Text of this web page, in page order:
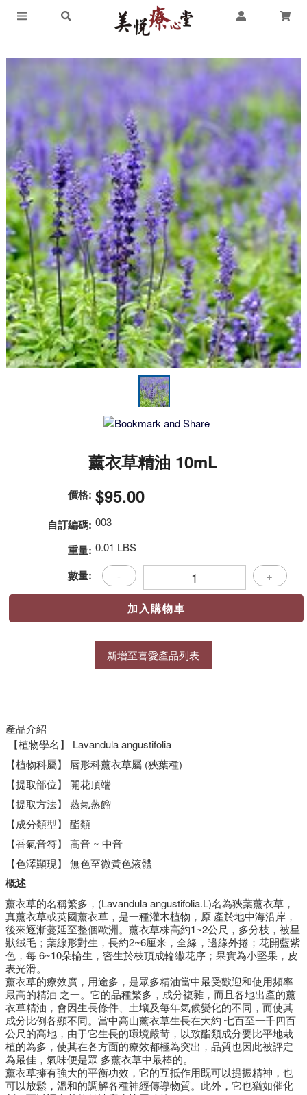
薰衣草精油 10mL
價格: $95.00
自訂編碼: 003
重量: 0.01 LBS
數量: - +
新增至喜愛產品列表
產品介紹
【植物學名】
Lavandula angustifolia
【植物科屬】
唇形科薰衣草屬 (狹葉種)
【提取部位】
開花頂端
【提取方法】
蒸氣蒸餾
【成分類型】
酯類
【香氣音符】
高音 ~ 中音
【色澤顯現】
無色至微黃色液體
概述
薰衣草的名稱繁多，(Lavandula angustifolia.L)名為狹葉薰衣草，
真薰衣草或英國薰衣草，是一種灌木植物，原 產於地中海沿岸，
後來逐漸蔓延至整個歐洲。薰衣草株高約1~2公尺，多分枝，被星
狀絨毛；葉線形對生，長約2~6厘米，全緣，邊緣外捲；花開藍紫
色，每 6~10朵輪生，密生於枝頂成輪繖花序；果實為小堅果，皮
表光滑。
薰衣草的療效廣，用途多，是眾多精油當中最受歡迎和使用頻率
最高的精油 之一。它的品種繁多，成分複雜，而且各地出產的薰
衣草精油，會因生長條件、土壤及每年氣候變化的不同，而使其
成分比例各顯不同。當中高山薰衣草生長在大約 七百至一千四百
公尺的高地，由于它生長的環境嚴苛，以致酯類成分要比平地栽
植的為多，使其在各方面的療效都極為突出，品質也因此被評定
為最佳，氣味便是眾 多薰衣草中最棒的。
薰衣草擁有強大的平衡功效，它的互抵作用既可以提振精神，也
可以放鬆，溫和的調解各種神經傳導物質。此外，它也猶如催化